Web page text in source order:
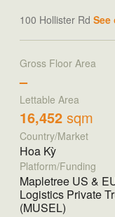
100 Hollister Rd See
Gross Floor Area
–
Lettable Area
16,452 sqm
Country/Market
Hoa Kỳ
Platform/Funding
Mapletree US &
Logistics Private
(MUSEL)